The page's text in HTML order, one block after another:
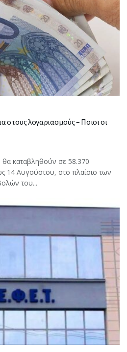
λογαριασμούς – Ποιοι οι
καταβληθούν σε 58.370
14 Αυγούστου, στο πλαίσιο των
του...